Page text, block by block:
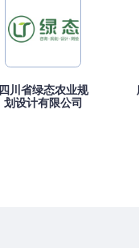
四川省绿态农业规
划设计有限公司